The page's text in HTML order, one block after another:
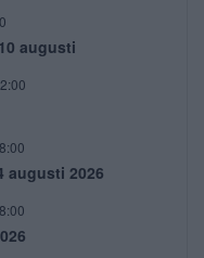
augusti
augusti 2026